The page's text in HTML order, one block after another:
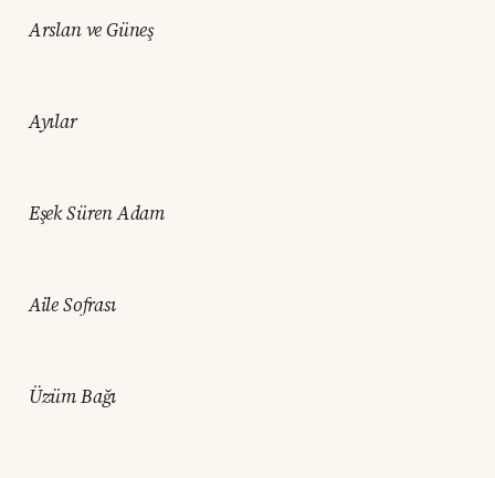
Arslan ve Güneş
Ayılar
Eşek Süren Adam
Aile Sofrası
Üzüm Bağı